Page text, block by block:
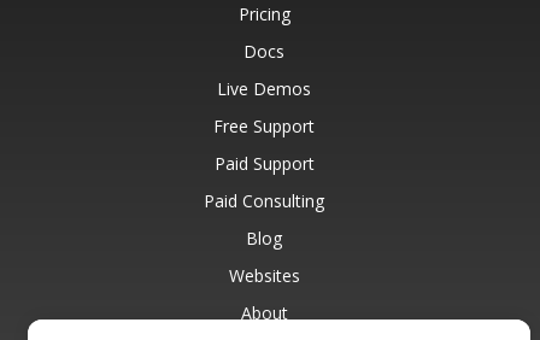
Pricing
Docs
Live Demos
Free Support
Paid Support
Paid Consulting
Blog
Websites
About